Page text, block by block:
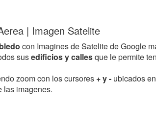
| Imagen Satelite
con Imagines de Satelite de Google
susedificios y callesque le permite
zoom con los cursores + y - ubicados
las imagenes.